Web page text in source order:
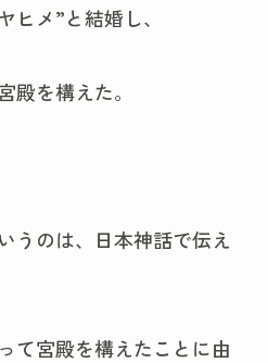
ヒメ”と結婚し、
殿を構えた。
うのは、日本神話で伝え
て宮殿を構えたことに由